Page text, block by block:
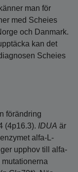
man för
med Scheies
och Danmark.
kan det
Scheies
förändring
(4p16.3). IDUA är
alfa-L-
upphov till alfa-
mutationerna